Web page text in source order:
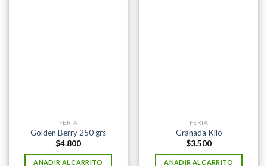
FERIA
Golden Berry 250 grs
$4.800
AÑADIR AL CARRITO
FERIA
Granada Kilo
$3.500
AÑADIR AL CARRITO